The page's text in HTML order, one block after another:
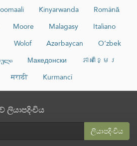
Kinyarwanda
Română
Moore Malagasy
Italiano
Wolof Azərbaycan
O‘zbek
Македонски
ភាសាខ្មែរ
मराठी Kurmancî
ලියාපදිංචිය
ලියාපදිංචිය